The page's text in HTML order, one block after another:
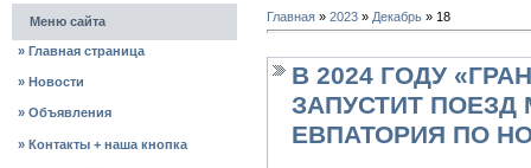
Меню сайта
» Главная страница
» Новости
» Объявления
» Контакты + наша кнопка
Главная » 2023 » Декабрь » 18
В 2024 ГОДУ
ЗАПУСТИТ ПОЕЗД
ЕВПАТОРИЯ ПО